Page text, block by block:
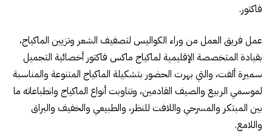
فاكتور.
عمل فريق العمل من وراء الكواليس لتصفيف الشعر وتزيين الماكياج،
بقيادة المتخصصة الإقليمية لماكياج ماكس فاكتور أخصائية التجميل
سميرة ألفت، والتي بهرت الحضور بتشكيلة الماكياج المتنوعة والمناسبة
لموسمي الربيع والصيف القادمين، وتناوبت أنواع الماكياج وانطباعاته ما
بين المبتكر والمسرحي واللافت للنظر، والطبيعي والخفيف والبراق
واللامع.